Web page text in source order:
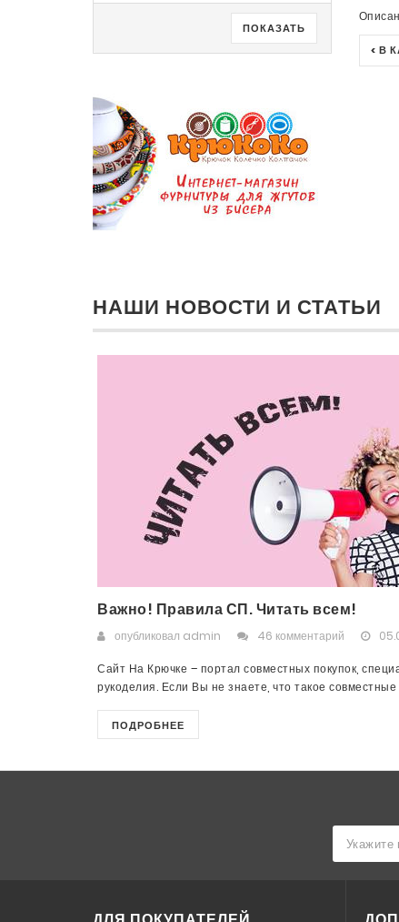
< В
ПОКАЗАТЬ
НАШИ НОВОСТИ И СТАТЬИ
Важно! Правила СП. Читать всем!
опубликовал admin 46 комментарий
Сайт На Крючке – портал совместных покупок,
рукоделия. Если Вы не знаете, что такое совместные
ПОДРОБНЕЕ